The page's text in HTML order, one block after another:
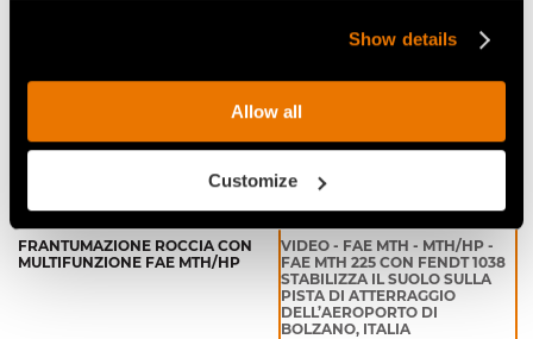
Show details
Allow all
Customize
MULTIFUNZIONE FAE MTH
FRANTUMAZIONE ROCCIA CON
MULTIFUNZIONE FAE MTH/HP
VIDEO - FAE MTH - MTH/HP -
FAE MTH 225 CON FENDT 1038
STABILIZZA IL SUOLO SULLA
PISTA DI ATTERRAGGIO
DELL’AEROPORTO DI
BOLZANO, ITALIA